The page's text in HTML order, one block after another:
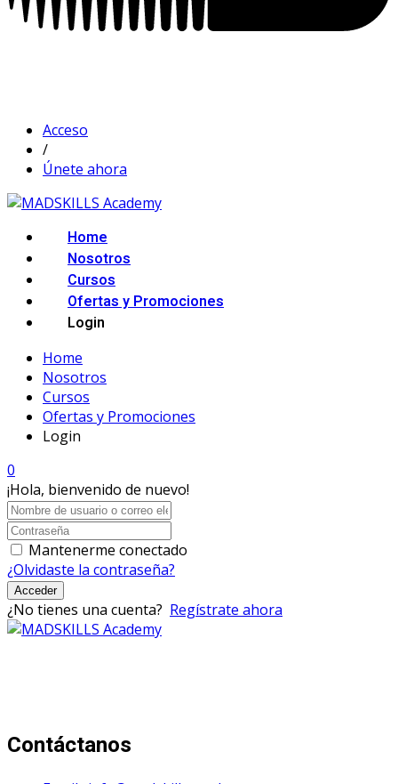
Acceso
/
Únete ahora
Home
Nosotros
Cursos
Ofertas y Promociones
Login
Home
Nosotros
Cursos
Ofertas y Promociones
Login
0
¡Hola, bienvenido de nuevo!
Mantenerme conectado
¿Olvidaste la contraseña?
Acceder
¿No tienes una cuenta? Regístrate ahora
Contáctanos